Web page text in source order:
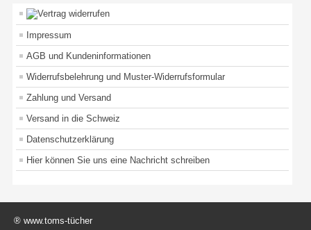
Impressum
AGB und Kundeninformationen
Widerrufsbelehrung und Muster-Widerrufsformular
Zahlung und Versand
Versand in die Schweiz
Datenschutzerklärung
Hier können Sie uns eine Nachricht schreiben
® www.toms-tücher